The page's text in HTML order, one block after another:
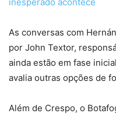
As conversas com
por John Textor,
ainda estão em fase
avalia outras opções de
Além de Crespo, o